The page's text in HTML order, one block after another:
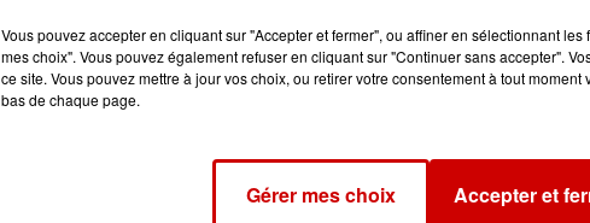
Vous pouvez accepter en cliquant sur "Accepter et fermer", ou affiner en sélectionnant
mes choix". Vous pouvez également refuser en cliquant sur "Continuer sans accepter".
ce site. Vous pouvez mettre à jour vos choix, ou retirer votre consentement à tout
bas de chaque page.
Gérer mes choix Accepter et